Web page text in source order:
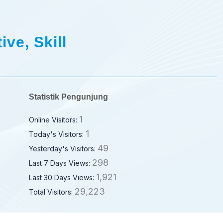
Skill
Statistik Pengunjung
Online Visitors: 1
Today's Visitors: 1
Yesterday's Visitors: 49
Last 7 Days Views: 298
Last 30 Days Views: 1,921
Total Visitors: 29,223